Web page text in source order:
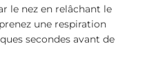
le nez en relâchant le
une respiration
secondes avant de